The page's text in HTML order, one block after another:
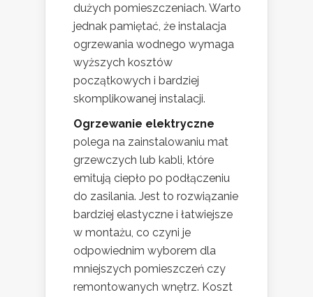
dużych pomieszczeniach. Warto
jednak pamiętać, że instalacja
ogrzewania wodnego wymaga
wyższych kosztów
początkowych i bardziej
skomplikowanej instalacji.
Ogrzewanie elektryczne
polega na zainstalowaniu mat
grzewczych lub kabli, które
emitują ciepło po podłączeniu
do zasilania. Jest to rozwiązanie
bardziej elastyczne i łatwiejsze
w montażu, co czyni je
odpowiednim wyborem dla
mniejszych pomieszczeń czy
remontowanych wnętrz. Koszt